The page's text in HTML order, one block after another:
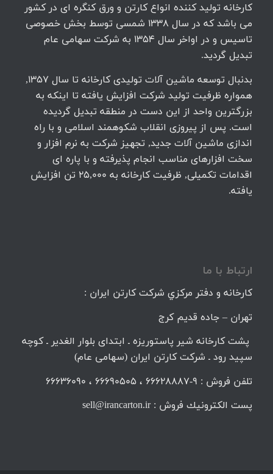
کارخانه تولید کننده انواع کارتن و ورق کنگره ای در کشور
می باشد که در سال 1338 شمسی توسط بخش خصوصی
تاسیس و در اواخر سال 1354 به شرکت سهامی عام
تبدیل گردید.
بدنبال توسعه ماشین آلات تولیدی کارخانه تا سال 1357,
همواره ظرفیت تولید شرکت افزایش یافته تا اینکه به
بزرگترین واحد از این دست در منطقه تبدیل گردیده
است. پس از پیروزی انقلاب شکوهمند اسلامی و با راه
اندازی ماشین آلات جدید, تجهیز شرکت به نرم افزار و
سخت افزارهای مناسب انجام پذیرفته و با پاره ای
اقدامات تکمیلی, ظرفیت کارخانه به 25,000 تن افزایش
یافته.
ارتباط با ما
كارخانه و دفتر مركزي شركت كارتن ايران :
تهران – جاده قديم كرج
پشت کارخانه شیر پاستوریزه ـ ابتدای بلوار الغدیر ـ کوچه
سپید رود ـ شرکت کارتن ایران (سهامی عام)
تلفن فروش : 9-66628887 ، 66690505 ، 66636090
پست الكترونيك فروش : sell@irancarton.ir